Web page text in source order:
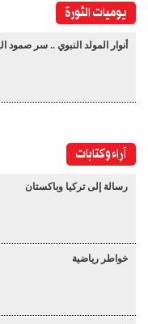
يوميات الثورة
أنوار المولد النبوي .. سر صمود
آراء وكتابات
رسالة إلى تركيا وباكستان
خواطر رياضية